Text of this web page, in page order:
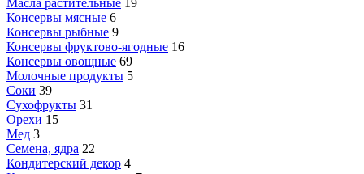
Масла растительные 19
Консервы мясные 6
Консервы рыбные 9
Консервы фруктово-ягодные 16
Консервы овощные 69
Молочные продукты 5
Соки 39
Сухофрукты 31
Орехи 15
Мед 3
Семена, ядра 22
Кондитерский декор 4